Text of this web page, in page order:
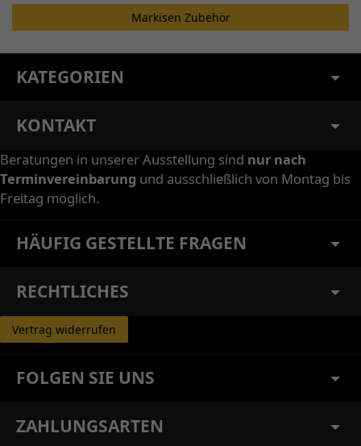
Markisen Zubehör
KATEGORIEN
KONTAKT
Beratungen in unserer Ausstellung sind nur nach
Terminvereinbarung und ausschließlich von Montag bis
Freitag möglich.
HÄUFIG GESTELLTE FRAGEN
RECHTLICHES
Vertrag widerrufen
FOLGEN SIE UNS
ZAHLUNGSARTEN